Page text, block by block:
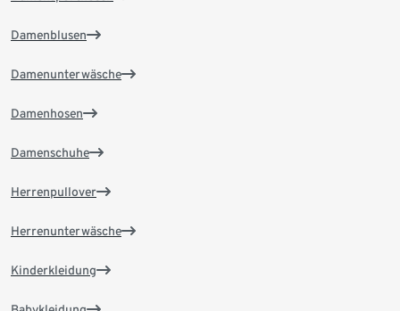
Damenblusen
Damenunterwäsche
Damenhosen
Damenschuhe
Herrenpullover
Herrenunterwäsche
Kinderkleidung